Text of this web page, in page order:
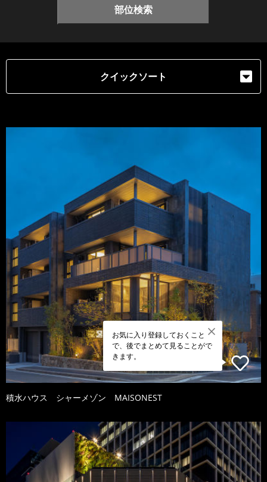
部位検索
クイックソート
お気に入り登録しておくこと
で、後でまとめて見ることがで
きます。
積水ハウス シャーメゾン MAISONEST